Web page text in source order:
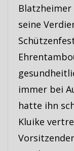
seine
immer bei
hatte ihn
Kluike